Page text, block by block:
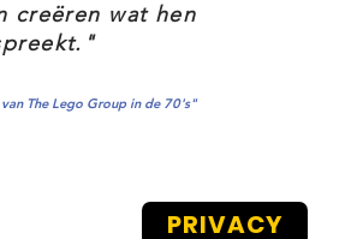
creëren wat hen
The Lego Group in de 70's"
PRIVACY